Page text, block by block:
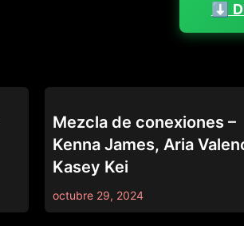
⬇️
Mezcla de conexiones –
Kenna James, Aria
Kasey Kei
octubre 29, 2024